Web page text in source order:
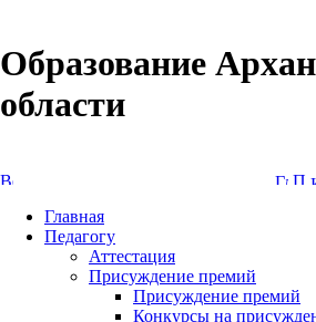
Образование
области
Главная
Педагогу
Аттестация
Присуждение премий
Присуждение премий
Конкурсы на